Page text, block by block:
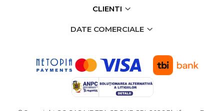
tamplarie si alte domenii
Manipulat Sticla
Scule Electrice & Unelte
CLIENTI
DATE COMERCIALE